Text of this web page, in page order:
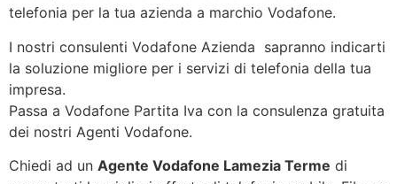
telefonia per la tua azienda a marchio Vodafone.
I nostri consulenti Vodafone Azienda sapranno indicarti
la soluzione migliore per i servizi di telefonia della tua
impresa.
Passa a Vodafone Partita Iva con la consulenza gratuita
dei nostri Agenti Vodafone.
Chiedi ad un Agente Vodafone Lamezia Terme di